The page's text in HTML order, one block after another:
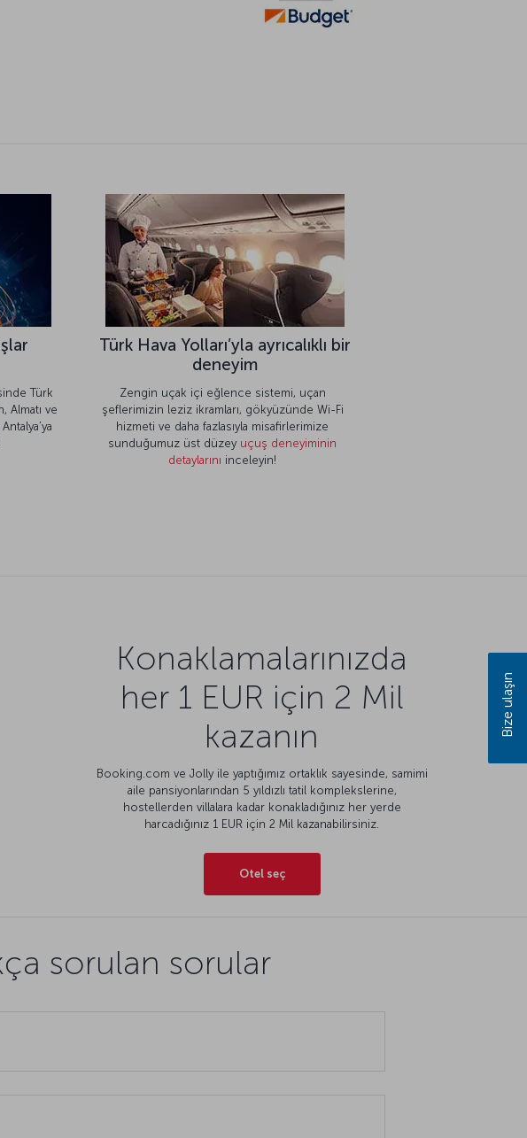
Türk
Almatı ve
Türk Hava Yolları’yla ayrıcalıklı bir
deneyim
Zengin uçak içi eğlence sistemi, uçan
şeflerimizin leziz ikramları, gökyüzünde Wi-Fi
hizmeti ve daha fazlasıyla misafirlerimize
sunduğumuz üst düzey uçuş deneyiminin
detaylarını inceleyin!
Konaklamalarınızda
her 1 EUR için 2 Mil
kazanın
Booking.com ve Jolly ile yaptığımız ortaklık sayesinde, samimi
aile pansiyonlarından 5 yıldızlı tatil komplekslerine,
hostellerden villalara kadar konakladığınız her yerde
harcadığınız 1 EUR için 2 Mil kazanabilirsiniz.
Otel seç
sorulan sorular
Bize ulaşın